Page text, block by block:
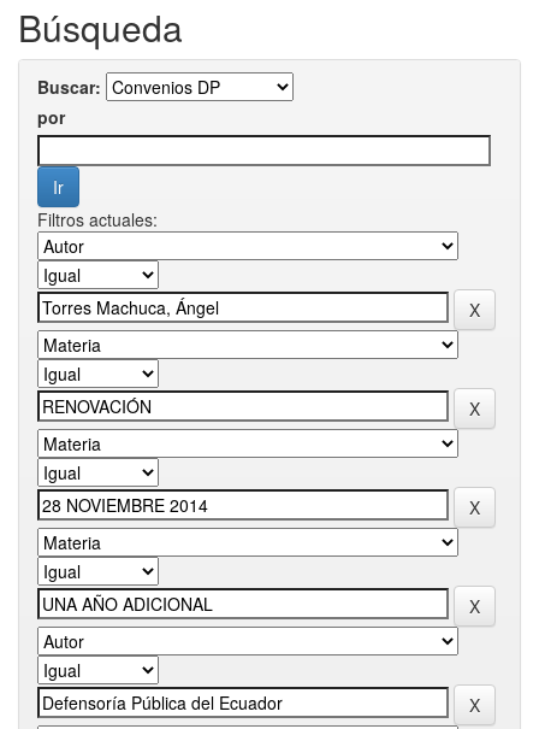
Búsqueda
Buscar:
por
Filtros actuales: